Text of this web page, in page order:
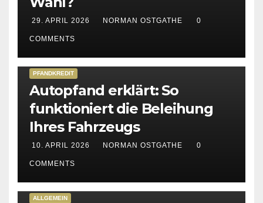
29. APRIL 2026 NORMAN OSTGATHE 0
COMMENTS
PFANDKREDIT
Autopfand erklärt: So
funktioniert die Beleihung
Ihres Fahrzeugs
10. APRIL 2026 NORMAN OSTGATHE 0
COMMENTS
ALLGEMEIN